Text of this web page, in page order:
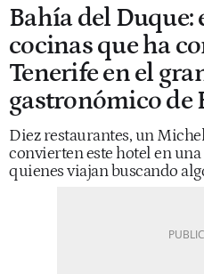
Bahía del Duque:
cocinas que ha
Tenerife en el
gastronómico de
Diez restaurantes, un
convierten este hotel en
quienes viajan buscando